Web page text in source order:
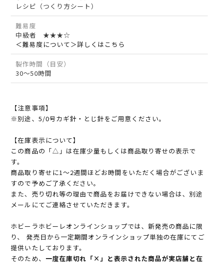
レシピ（つくり方シート）
難易度
中級者 ★★★☆
＜難易度について＞詳しくはこちら
製作時間（目安）
30～50時間
【注意事項】
※別途、5/0号カギ針・とじ針をご用意ください。
【在庫表示について】
この商品の「△」は在庫少量もしくは商品取り寄せの表示で
す。
商品取り寄せに1～2週間ほどお時間をいただく場合がございま
すので予めご了承ください。
また、売り切れ等の理由で商品をお届けできない場合は、別途
メールにてご連絡させていただきます。
ホビーラホビーレオンラインショップでは、新発売の商品に限
り、 発売日から一定期間オンラインショップ単独の在庫にてご
提供いたしております。
そのため、 一度在庫切れ「×」と表示された商品が実店舗と在